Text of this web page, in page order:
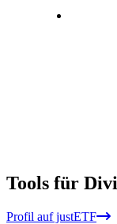
Tools für
Profil auf justETF